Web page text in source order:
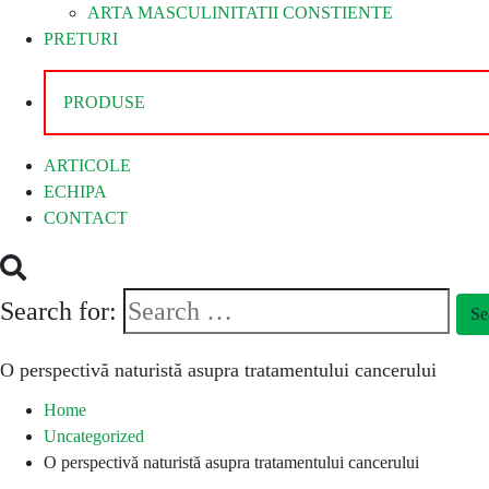
ARTA MASCULINITATII CONSTIENTE
PRETURI
PRODUSE
ARTICOLE
ECHIPA
CONTACT
Search for:
O perspectivă naturistă asupra tratamentului cancerului
Home
Uncategorized
O perspectivă naturistă asupra tratamentului cancerului